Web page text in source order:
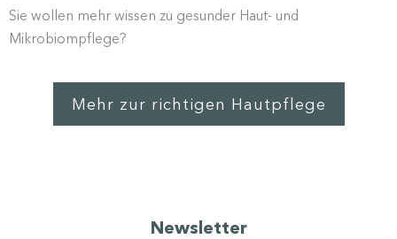
Sie wollen mehr wissen zu gesunder Haut- und
Mikrobiompflege?
Mehr zur richtigen Hautpflege
Newsletter